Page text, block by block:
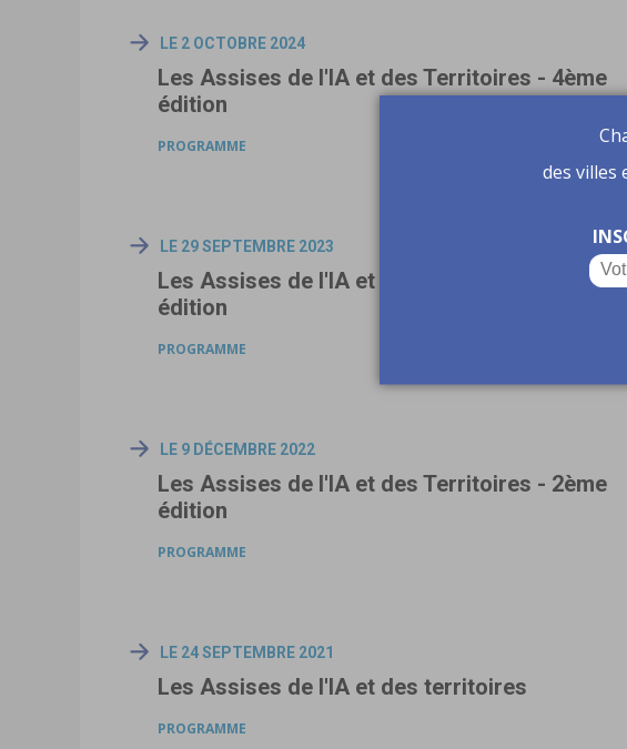
LE 2 OCTOBRE 2024
Les Assises de l'IA et des Territoires - 4ème
édition
PROGRAMME
LE 29 SEPTEMBRE 2023
Les Assises de l'IA et des Territoires - 3ème
édition
PROGRAMME
LE 9 DÉCEMBRE 2022
Les Assises de l'IA et des Territoires - 2ème
édition
PROGRAMME
LE 24 SEPTEMBRE 2021
Les Assises de l'IA et des territoires
PROGRAMME
des villes